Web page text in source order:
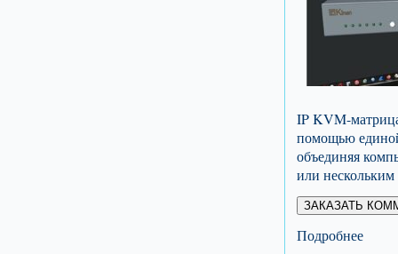
IP KVM-
помощью
объединяя
или нескольким
ЗАКАЗАТЬ
Подробнее